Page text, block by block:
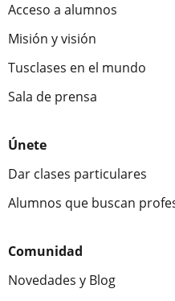
Acceso a alumnos
Misión y visión
Tusclases en el mundo
Sala de prensa
Únete
Dar clases particulares
Alumnos que buscan
Comunidad
Novedades y Blog